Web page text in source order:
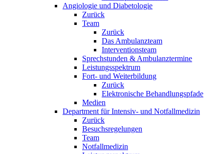
Angiologie und Diabetologie
Zurück
Team
Zurück
Das Ambulanzteam
Interventionsteam
Sprechstunden & Ambulanztermine
Leistungsspektrum
Fort- und Weiterbildung
Zurück
Elektronische Behandlungspfade
Medien
Department für Intensiv- und Notfallmedizin
Zurück
Besuchsregelungen
Team
Notfallmedizin